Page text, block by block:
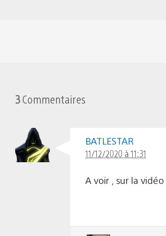
3Commentaires
BATLESTAR
11/12/2020 à 11:31
A voir , sur la